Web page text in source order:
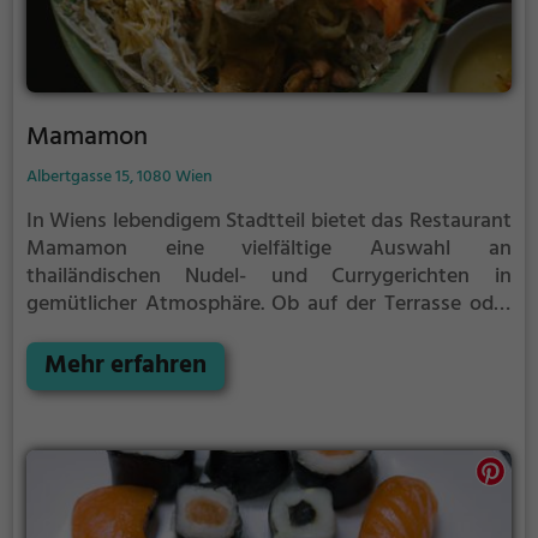
Mamamon
Albertgasse 15, 1080 Wien
In Wiens lebendigem Stadtteil bietet das Restaurant
Mamamon eine vielfältige Auswahl an
thailändischen Nudel- und Currygerichten in
gemütlicher Atmosphäre. Ob auf der Terrasse oder
vegetarische und gesunde Köstlichkeiten genießen.
Die Speisekarte umfasst vegane und vegetarische
Auswahl an Weinen. Tauche ein in die entspannte
Atmosphäre, probiere die köstlichen Gerichte und
erlebe einen unvergesslichen Abend im Mamamon.
Mehr erfahren